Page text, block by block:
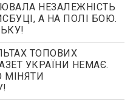
НЕЗАЛЕЖНІСТЬ
А НА ПОЛІ БОЮ.
ТОПОВИХ
УКРАЇНИ НЕМАЄ.
МІНЯТИ